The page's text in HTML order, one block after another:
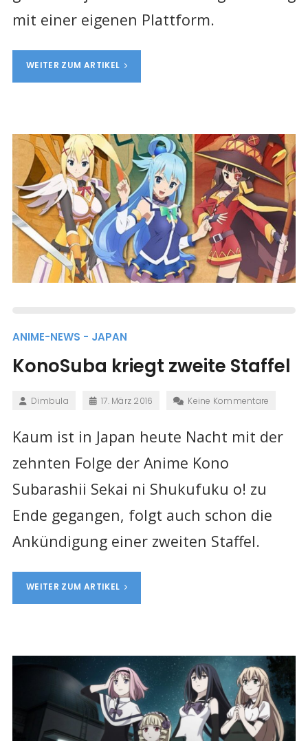
mit einer eigenen Plattform.
WEITER ZUM ARTIKEL
ANIME-NEWS - JAPAN
KonoSuba kriegt zweite Staffel
Dimbula 17. März 2016 Keine Kommentare
Kaum ist in Japan heute Nacht mit der
zehnten Folge der Anime Kono
Subarashii Sekai ni Shukufuku o! zu
Ende gegangen, folgt auch schon die
Ankündigung einer zweiten Staffel.
WEITER ZUM ARTIKEL